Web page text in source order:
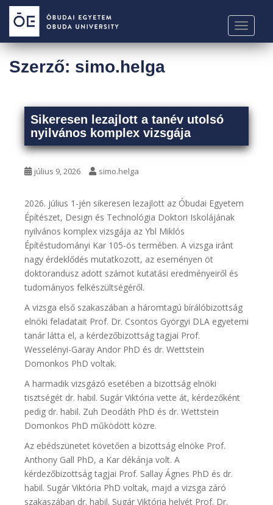
p
Szerző: simo.helga
Sikeresen lezajlott a tanév utolsó
nyilvános komplex vizsgája
július 9, 2026 simo.helga
2026. július 1-jén sikeresen lezajlott az Óbudai Egyetem
Építészet, Design és Technológia Doktori Iskolájának
nyilvános komplex vizsgája az Ybl Miklós
Építéstudományi Kar 105-ös termében. A vizsga iránt
nagy érdeklődés mutatkozott, az eseményen öt
doktorandusz adott számot kutatási eredményeiről és
tudományos felkészültségéről.
A vizsga első szakaszában a háromtagú bírálóbizottság
elnöki feladatait Prof. Dr. Csontos Györgyi DLA egyetemi
tanár látta el, a kérdezőbizottság tagjai Prof.
Wesselényi-Garay Andor PhD és dr. Wettstein
Domonkos PhD voltak.
A harmadik vizsgázó esetében a bizottság elnöki
tisztségét dr. habil. Sugár Viktória vette át, kérdezőként
pedig dr. habil. Zuh Deodáth PhD és dr. Wettstein
Domonkos PhD működött közre.
Az ebédszünetet követően a bizottság elnöke Prof.
Anthony Gall PhD, a Kar dékánja volt. A
kérdezőbizottság tagjai Prof. Sallay Ágnes PhD és dr.
habil. Sugár Viktória PhD voltak, majd a vizsga záró
szakaszában dr. habil. Sugár Viktória helyét Prof. Dr.